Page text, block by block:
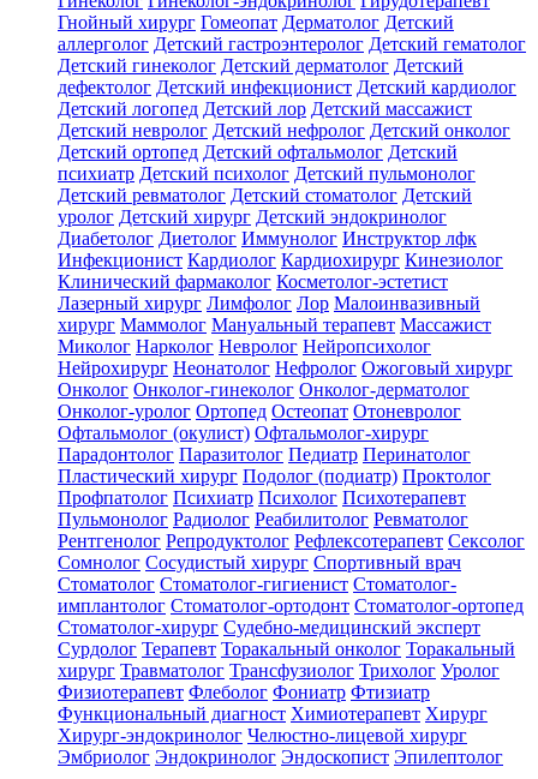
Гнойный хирург Гомеопат Дерматолог Детский
аллерголог Детский гастроэнтеролог Детский гематолог
Детский гинеколог Детский дерматолог Детский
дефектолог Детский инфекционист Детский кардиолог
Детский логопед Детский лор Детский массажист
Детский невролог Детский нефролог Детский онколог
Детский ортопед Детский офтальмолог Детский
психиатр Детский психолог Детский пульмонолог
Детский ревматолог Детский стоматолог Детский
уролог Детский хирург Детский эндокринолог
Диабетолог Диетолог Иммунолог Инструктор лфк
Инфекционист Кардиолог Кардиохирург Кинезиолог
Клинический фармаколог Косметолог-эстетист
Лазерный хирург Лимфолог Лор Малоинвазивный
хирург Маммолог Мануальный терапевт Массажист
Миколог Нарколог Невролог Нейропсихолог
Нейрохирург Неонатолог Нефролог Ожоговый хирург
Онколог Онколог-гинеколог Онколог-дерматолог
Онколог-уролог Ортопед Остеопат Отоневролог
Офтальмолог (окулист) Офтальмолог-хирург
Парадонтолог Паразитолог Педиатр Перинатолог
Пластический хирург Подолог (подиатр) Проктолог
Профпатолог Психиатр Психолог Психотерапевт
Пульмонолог Радиолог Реабилитолог Ревматолог
Рентгенолог Репродуктолог Рефлексотерапевт Сексолог
Сомнолог Сосудистый хирург Спортивный врач
Стоматолог Стоматолог-гигиенист Стоматолог-
имплантолог Стоматолог-ортодонт Стоматолог-ортопед
Стоматолог-хирург Судебно-медицинский эксперт
Сурдолог Терапевт Торакальный онколог Торакальный
хирург Травматолог Трансфузиолог Трихолог Уролог
Физиотерапевт Флеболог Фониатр Фтизиатр
Функциональный диагност Химиотерапевт Хирург
Хирург-эндокринолог Челюстно-лицевой хирург
Эмбриолог Эндокринолог Эндоскопист Эпилептолог